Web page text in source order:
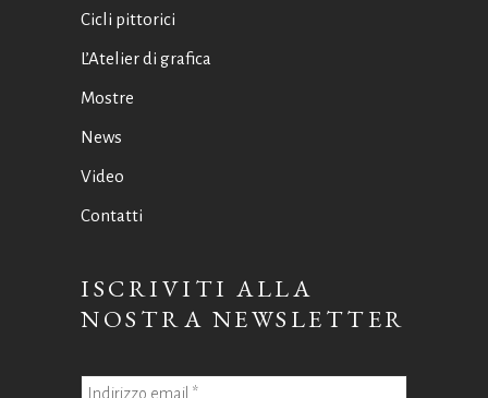
Cicli pittorici
L’Atelier di grafica
Mostre
News
Video
Contatti
ISCRIVITI ALLA
NOSTRA NEWSLETTER